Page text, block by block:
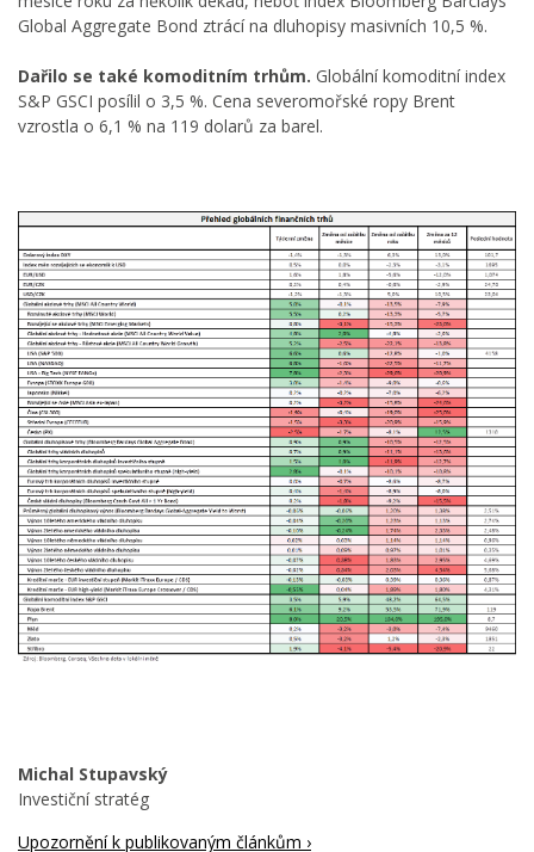
Global Aggregate Bond ztrácí na dluhopisy masivních 10,5 %.
Dařilo se také komoditním trhům. Globální komoditní index
S&P GSCI posílil o 3,5 %. Cena severomořské ropy Brent
vzrostla o 6,1 % na 119 dolarů za barel.
Michal Stupavský
Investiční stratég
Upozornění k publikovaným článkům ›